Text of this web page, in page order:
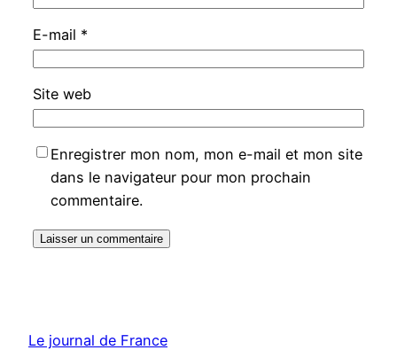
E-mail *
Site web
Enregistrer mon nom, mon e-mail et mon site
dans le navigateur pour mon prochain
commentaire.
Le journal de France